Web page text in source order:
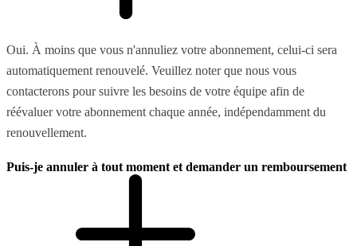
Oui. À moins que vous n'annuliez votre abonnement, celui-ci sera
automatiquement renouvelé. Veuillez noter que nous vous
contacterons pour suivre les besoins de votre équipe afin de
réévaluer votre abonnement chaque année, indépendamment du
renouvellement.
Puis-je annuler à tout moment et demander un remboursement